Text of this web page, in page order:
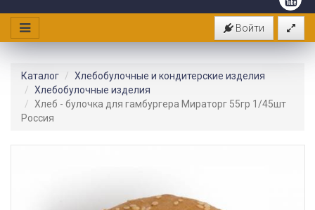
Войти
Каталог
Хлебобулочные и кондитерские изделия
Хлебобулочные изделия
Хлеб - булочка для гамбургера Мираторг 55гр 1/45шт
Россия